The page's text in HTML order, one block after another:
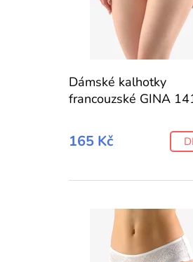
Dámské kalhotky
francouzské GINA
165 Kč